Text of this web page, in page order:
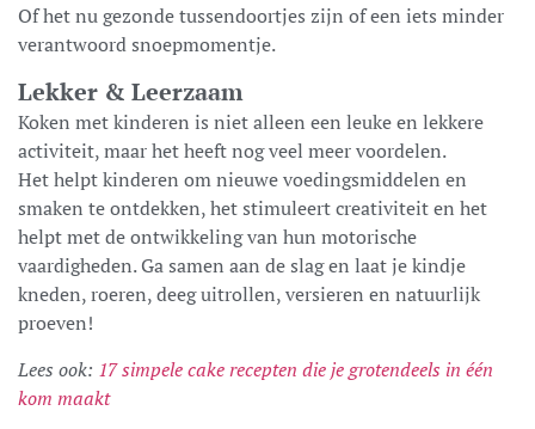
Of het nu gezonde tussendoortjes zijn of een iets minder
verantwoord snoepmomentje.
Lekker & Leerzaam
Koken met kinderen is niet alleen een leuke en lekkere
activiteit, maar het heeft nog veel meer voordelen.
Het helpt kinderen om nieuwe voedingsmiddelen en
smaken te ontdekken, het stimuleert creativiteit en het
helpt met de ontwikkeling van hun motorische
vaardigheden. Ga samen aan de slag en laat je kindje
kneden, roeren, deeg uitrollen, versieren en natuurlijk
proeven!
Lees ook: 17 simpele cake recepten die je grotendeels in één
kom maakt